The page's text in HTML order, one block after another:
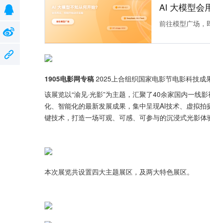
AI 大模型会
前往模型广场，
1905电影网专稿 2025上合组织国家电影节电影科技成
该展览以“渝见·光影”为主题，汇聚了40余家国内一线
化、智能化的最新发展成果，集中呈现AI技术、虚拟拍
键技术，打造一场可观、可感、可参与的沉浸式光影体
本次展览共设置四大主题展区，及两大特色展区。